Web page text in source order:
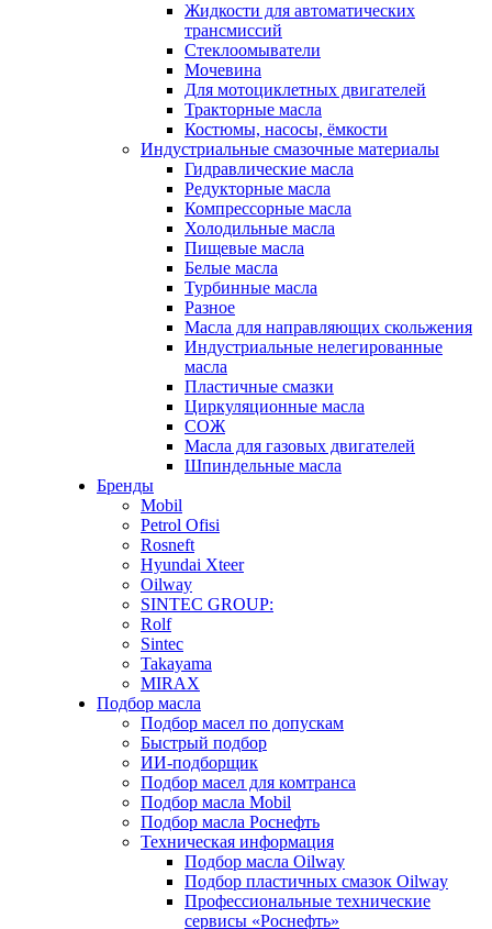
Жидкости для автоматических
трансмиссий
Стеклоомыватели
Мочевина
Для мотоциклетных двигателей
Тракторные масла
Костюмы, насосы, ёмкости
Индустриальные смазочные материалы
Гидравлические масла
Редукторные масла
Компрессорные масла
Холодильные масла
Пищевые масла
Белые масла
Турбинные масла
Разное
Масла для направляющих скольжения
Индустриальные нелегированные
масла
Пластичные смазки
Циркуляционные масла
СОЖ
Масла для газовых двигателей
Шпиндельные масла
Бренды
Mobil
Petrol Ofisi
Rosneft
Hyundai Xteer
Oilway
SINTEC GROUP:
Rolf
Sintec
Takayama
MIRAX
Подбор масла
Подбор масел по допускам
Быстрый подбор
ИИ-подборщик
Подбор масел для комтранса
Подбор масла Mobil
Подбор масла Роснефть
Техническая информация
Подбор масла Oilway
Подбор пластичных смазок Oilway
Профессиональные технические
сервисы «Роснефть»